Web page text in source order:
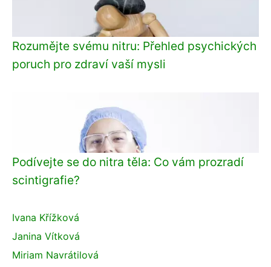
Rozumějte svému nitru: Přehled psychických
poruch pro zdraví vaší mysli
Podívejte se do nitra těla: Co vám prozradí
scintigrafie?
Ivana Křížková
Janina Vítková
Miriam Navrátilová